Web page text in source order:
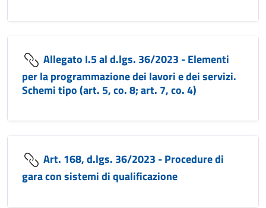
Allegato I.5 al d.lgs. 36/2023 - Elementi
per la programmazione dei lavori e dei servizi.
Schemi tipo (art. 5, co. 8; art. 7, co. 4)
Art. 168, d.lgs. 36/2023 - Procedure di
gara con sistemi di qualificazione